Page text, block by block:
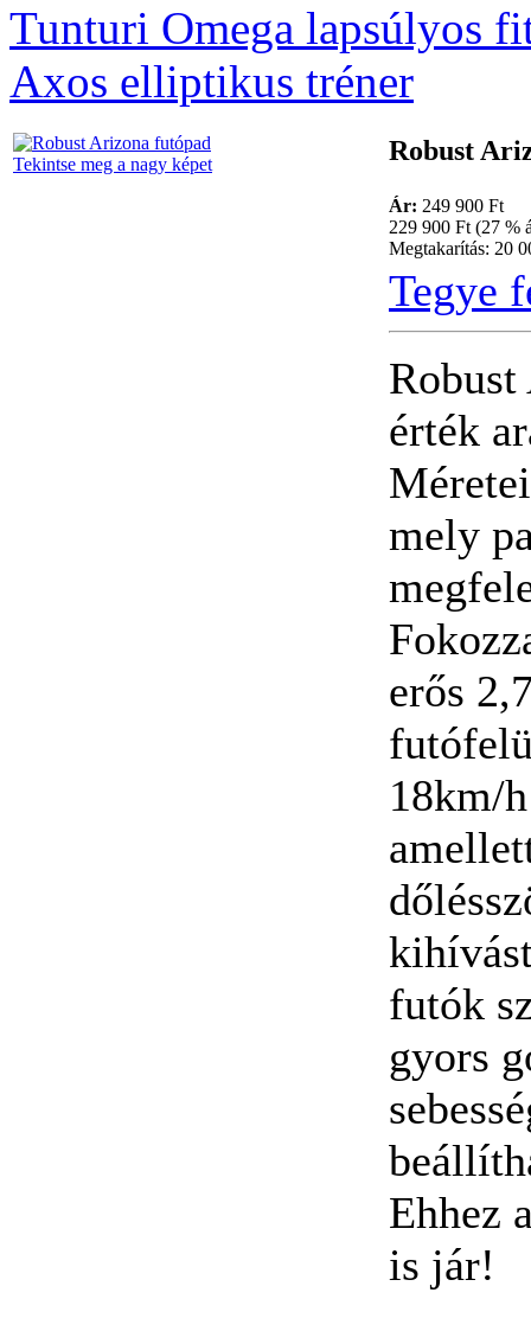
Tunturi Omega lapsúlyos
Axos elliptikus tréner
Tekintse meg a nagy képet Robust
Ár: 249 900 Ft
229 900 Ft (27 %
Megtakarítás: 20
Tegye
érték
mely
erős
18km/
futók
gyors
Ehhez
is jár!